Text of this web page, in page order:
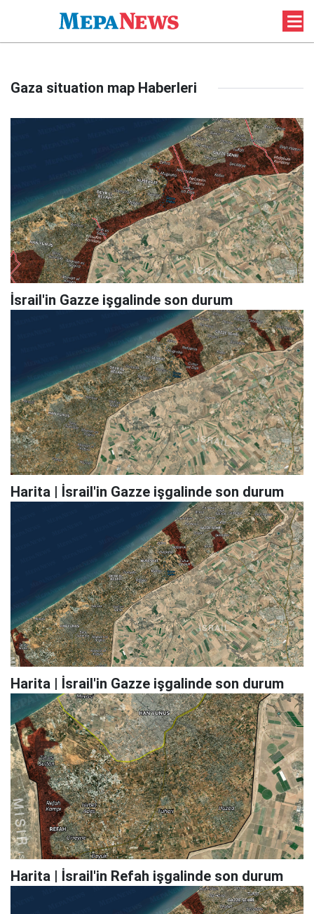
Gaza situation map Haberleri
İsrail'in Gazze işgalinde son durum
Harita | İsrail'in Gazze işgalinde son durum
Harita | İsrail'in Gazze işgalinde son durum
Harita | İsrail'in Refah işgalinde son durum